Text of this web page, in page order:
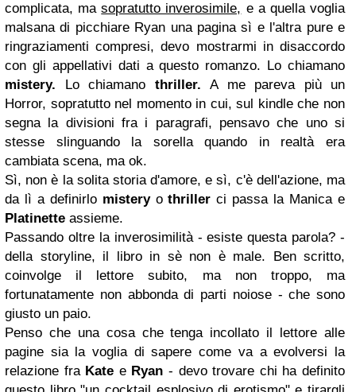
complicata, masopratutto inverosimile, e a quella voglia
malsana di picchiare Ryan una pagina sì e l'altra pure e
ringraziamenti compresi, devo mostrarmi in disaccordo
con gli appellativi dati a questo romanzo. Lo chiamano
mistery.
Lo chiamano thriller. A me pareva più un
Horror, sopratutto nel momento in cui, sul kindle che non
segna la divisioni fra i paragrafi, pensavo che uno si
stesse slinguando la sorella quando in realtà era
cambiata scena, ma ok.
Sì, non è la solita storia d'amore, e sì, c'è dell'azione, ma
da lì a definirlo mistery othrillerci passa la Manica e
Platinette assieme.
Passando oltre la inverosimilità - esiste questa parola? -
della storyline, il libro in sè non è male. Ben scritto,
coinvolge il lettore subito, ma non troppo, ma
fortunatamente non abbonda di parti noiose - che sono
giusto un paio.
Penso che una cosa che tenga incollato il lettore alle
pagine sia la voglia di sapere come va a evolversi la
relazione fra Kate e Ryan- devo trovare chi ha definito